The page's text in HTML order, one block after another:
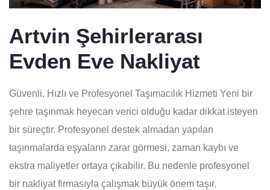
Artvin Şehirlerarası
Evden Eve Nakliyat
Güvenli, Hızlı ve Profesyonel Taşımacılık Hizmeti Yeni bir
şehre taşınmak heyecan verici olduğu kadar dikkat isteyen
bir süreçtir. Profesyonel destek almadan yapılan
taşınmalarda eşyaların zarar görmesi, zaman kaybı ve
ekstra maliyetler ortaya çıkabilir. Bu nedenle profesyonel
bir nakliyat firmasıyla çalışmak büyük önem taşır.